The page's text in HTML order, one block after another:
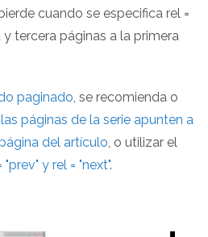
cuando se especifica rel =
tercera páginas a la primera
paginado, se recomienda o
páginas de la serie apunten a
del artículo, o utilizar el
y rel = "next".